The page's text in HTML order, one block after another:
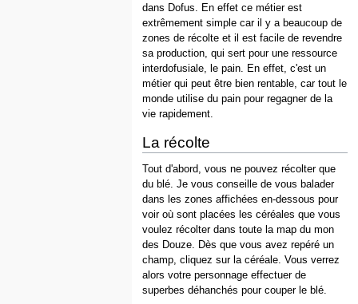
dans Dofus. En effet ce métier est
extrêmement simple car il y a beaucoup de
zones de récolte et il est facile de revendre
sa production, qui sert pour une ressource
interdofusiale, le pain. En effet, c'est un
métier qui peut être bien rentable, car tout le
monde utilise du pain pour regagner de la
vie rapidement.
La récolte
Tout d'abord, vous ne pouvez récolter que
du blé. Je vous conseille de vous balader
dans les zones affichées en-dessous pour
voir où sont placées les céréales que vous
voulez récolter dans toute la map du mon
des Douze. Dès que vous avez repéré un
champ, cliquez sur la céréale. Vous verrez
alors votre personnage effectuer de
superbes déhanchés pour couper le blé.